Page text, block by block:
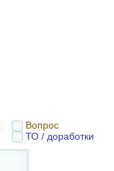
Вопрос
ТО / доработки